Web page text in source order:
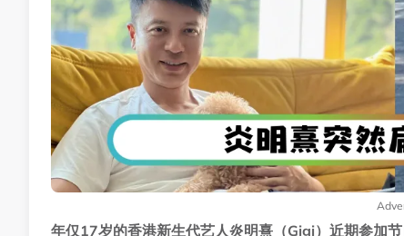
年仅17岁的香港新生代艺人炎明熹（Gigi）近期参加